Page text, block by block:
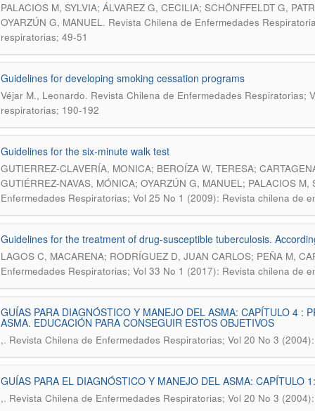
PALACIOS M, SYLVIA; ÁLVAREZ G, CECILIA; SCHÖNFFELDT G,
OYARZÚN G, MANUEL. Revista Chilena de Enfermedades
respiratorias; 49-51
Guidelines for developing smoking cessation programs
Véjar M., Leonardo. Revista Chilena de Enfermedades Respiratorias;
respiratorias; 190-192
Guidelines for the six-minute walk test
GUTIERREZ-CLAVERÍA, MONICA; BEROÍZA W, TERESA;
GUTIÉRREZ-NAVAS, MÓNICA; OYARZÚN G, MANUEL; PALACIOS M,
Enfermedades Respiratorias; Vol 25 No 1 (2009): Revista chilena de
Guidelines for the treatment of drug-susceptible tuberculosis.
LAGOS C, MACARENA; RODRÍGUEZ D, JUAN CARLOS; PEÑA M,
Enfermedades Respiratorias; Vol 33 No 1 (2017): Revista chilena de
GUÍAS PARA DIAGNÓSTICO Y MANEJO DEL ASMA: CAPÍTULO 4 :
ASMA. EDUCACIÓN PARA CONSEGUIR ESTOS OBJETIVOS
,. Revista Chilena de Enfermedades Respiratorias; Vol 20 No 3
GUÍAS PARA EL DIAGNÓSTICO Y MANEJO DEL ASMA: CAPÍTULO
,. Revista Chilena de Enfermedades Respiratorias; Vol 20 No 3